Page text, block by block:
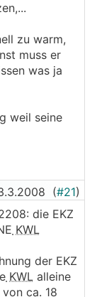
zu warm,
muss er
was ja
weil seine
(#21)
die EKZ
KWL
der EKZ
KWL alleine
ca. 18